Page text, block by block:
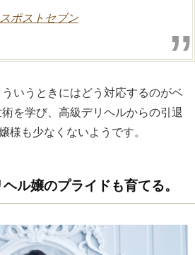
ポストセブン
いうときにはどう対応するのがベ
を学び、高級デリヘルからの引退
様も少なくないようです。
ル嬢のプライドも育てる。